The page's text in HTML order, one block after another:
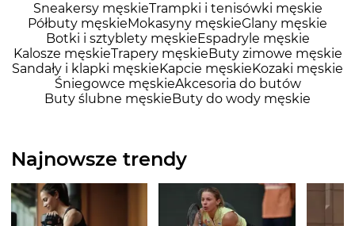
Sneakersy męskieTrampki i tenisówki męskie
Półbuty męskie Mokasyny męskieGlany męskie
Botki i sztyblety męskie Espadryle męskie
Kalosze męskieTrapery męskie Buty zimowe męskie
Sandały i klapki męskie Kapcie męskie Kozaki męskie
Śniegowce męskieAkcesoria do butów
Buty ślubne męskie Buty do wody męskie
Najnowsze trendy